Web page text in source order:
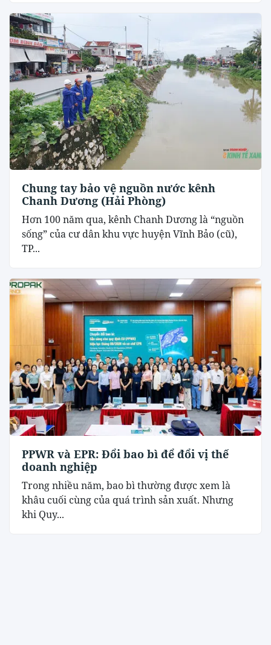
Chung tay bảo vệ nguồn nước kênh
Chanh Dương (Hải Phòng)
Hơn 100 năm qua, kênh Chanh Dương là “nguồn
sống” của cư dân khu vực huyện Vĩnh Bảo (cũ),
TP...
PPWR và EPR: Đổi bao bì để đổi vị thế
doanh nghiệp
Trong nhiều năm, bao bì thường được xem là
khâu cuối cùng của quá trình sản xuất. Nhưng
khi Quy...